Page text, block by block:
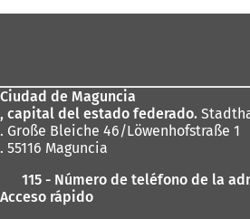
pies
Ciudad de Maguncia
, capital del estado federado.
. Große Bleiche 46/Löwenhofstraße 1
. 55116 Maguncia
115 - Número de teléfono de la
Acceso rápido